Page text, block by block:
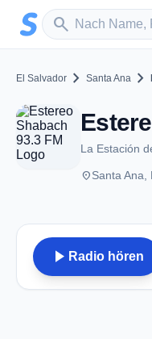
Zum Hauptinhalt springen
search
Sender suchen
El Salvador chevron_right Santa Ana chevron_right
La Estación
placeSanta Ana,
play_arrow Radio hören